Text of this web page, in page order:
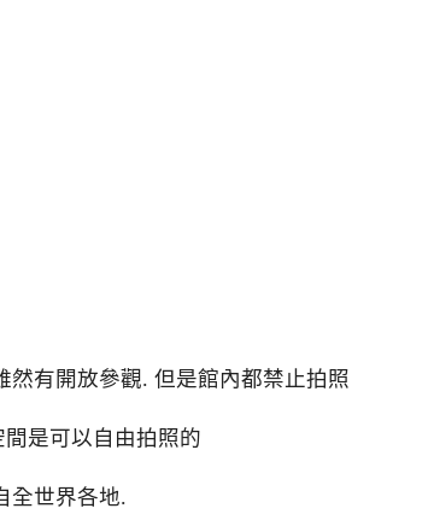
有開放參觀. 但是館內都禁止拍照
是可以自由拍照的
全世界各地.